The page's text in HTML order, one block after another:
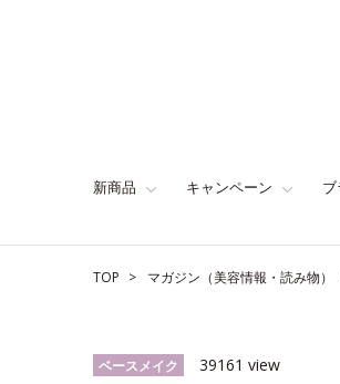
新商品 キャンペーン
TOP マガジン（美容情報・読み物）
ベースメイク 39161 view